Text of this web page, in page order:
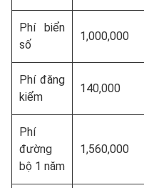
Phí biển
số
1,000,000
Phí đăng
kiểm
140,000
Phí
đường
bộ 1 năm
1,560,000